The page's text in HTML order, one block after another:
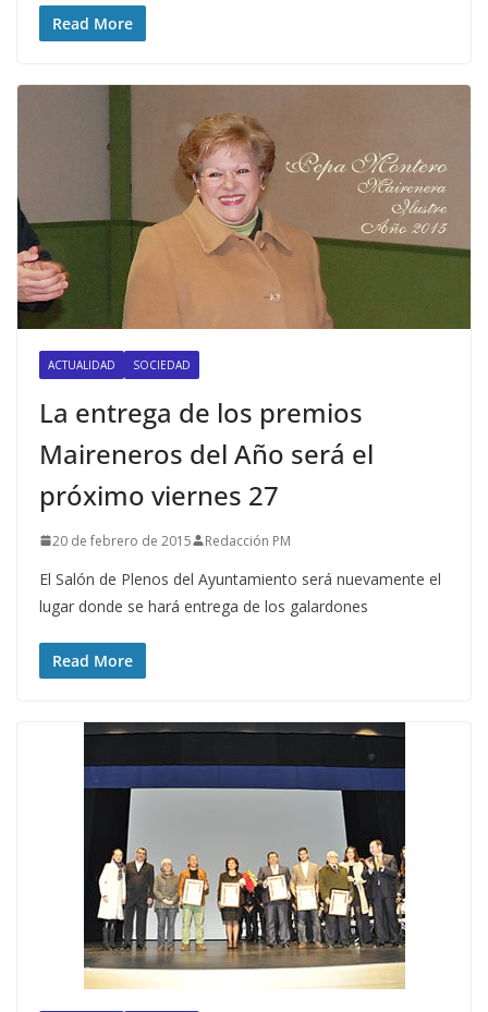
Read More
ACTUALIDAD SOCIEDAD
La entrega de los premios
Maireneros del Año será el
próximo viernes 27
20 de febrero de 2015 Redacción PM
El Salón de Plenos del Ayuntamiento será nuevamente el
lugar donde se hará entrega de los galardones
Read More